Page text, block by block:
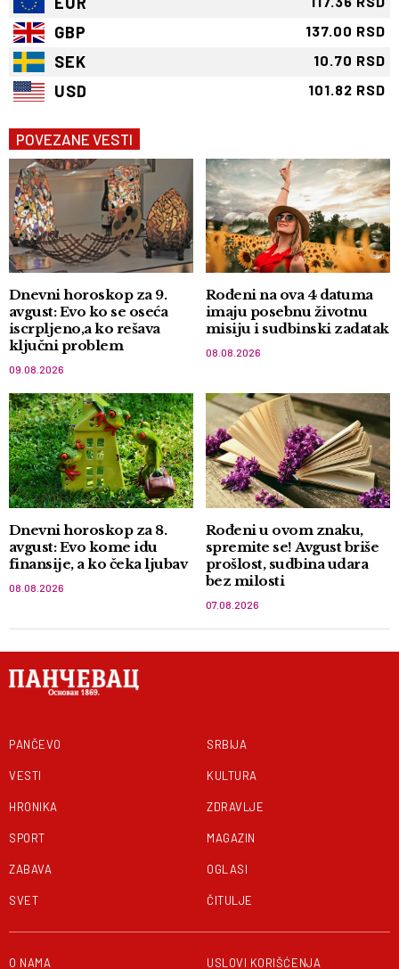
GBP 137.00 RSD
SEK 10.70 RSD
USD 101.82 RSD
POVEZANE VESTI
Dnevni horoskop za 9.
avgust: Evo ko se oseća
iscrpljeno,a ko rešava
ključni problem
09.08.2026
Rođeni na ova 4 datuma
imaju posebnu životnu
misiju i sudbinski zadatak
08.08.2026
Dnevni horoskop za 8.
avgust: Evo kome idu
finansije, a ko čeka ljubav
08.08.2026
Rođeni u ovom znaku,
spremite se! Avgust briše
prošlost, sudbina udara
bez milosti
07.08.2026
PANČEVO
VESTI
HRONIKA
SPORT
ZABAVA
SVET
SRBIJA
KULTURA
ZDRAVLJE
MAGAZIN
OGLASI
ČITULJE
O NAMA USLOVI KORIŠĆENJA